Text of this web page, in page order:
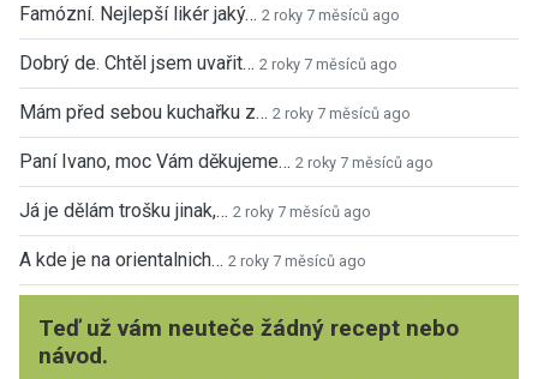
Famózní. Nejlepší likér jaký… 2 roky 7 měsíců ago
Dobrý de. Chtěl jsem uvařit… 2 roky 7 měsíců ago
Mám před sebou kuchařku z… 2 roky 7 měsíců ago
Paní Ivano, moc Vám děkujeme… 2 roky 7 měsíců ago
Já je dělám trošku jinak,… 2 roky 7 měsíců ago
A kde je na orientalnich… 2 roky 7 měsíců ago
Teď už vám neuteče žádný recept nebo
návod.